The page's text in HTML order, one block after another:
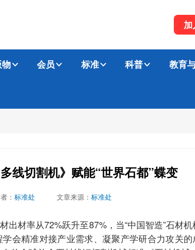
会员 标准 科普 教育
线切割机》赋能“世界石都”蝶变
： 标准处 文章来源： 标准处
出材率从72%跃升至87%，当“中国智造”石材机
会精准对接产业需求、凝聚产学研合力攻关的